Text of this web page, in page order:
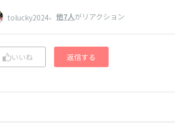
tolucky2024、 他7人がリアクション
いいね 返信する